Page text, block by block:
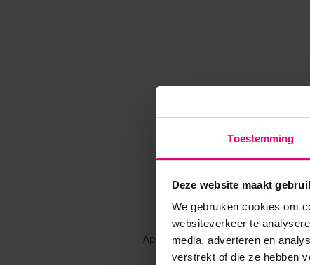
Toestemming
Deze website maakt
We gebruiken cookies om
websiteverkeer te
media, adverteren en
verstrekt of die ze hebben
Application error: a client-side